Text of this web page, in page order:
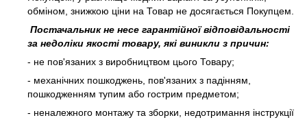
обміном, знижкою ціни на Товар не досягається Покупцем.
Постачальник не несе гарантійної відповідальності
за недоліки якості товару, які виникли з причин:
- не пов'язаних з виробництвом цього Товару;
- механічних пошкоджень, пов'язаних з падінням,
пошкодженням тупим або гострим предметом;
- неналежного монтажу та зборки, недотримання інструкції